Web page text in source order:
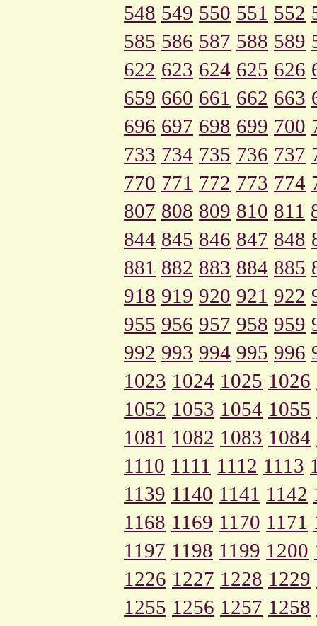
548 549 550 551 552
585 586 587 588 589
622 623 624 625 626
659 660 661 662 663
696 697 698 699 700
733 734 735 736 737
770 771 772 773 774
807 808 809 810 811
844 845 846 847 848
881 882 883 884 885
918 919 920 921 922
955 956 957 958 959
992 993 994 995 996
1023 1024 1025 1026
1052 1053 1054 1055
1081 1082 1083 1084
1110 1111 1112 1113
1139 1140 1141 1142
1168 1169 1170 1171
1197 1198 1199 1200
1226 1227 1228 1229
1255 1256 1257 1258